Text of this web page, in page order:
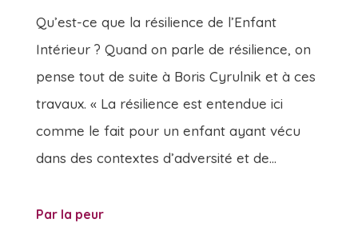
Qu’est-ce que la résilience de l’Enfant
Intérieur ? Quand on parle de résilience, on
pense tout de suite à Boris Cyrulnik et à ces
travaux. « La résilience est entendue ici
comme le fait pour un enfant ayant vécu
dans des contextes d’adversité et de...
Par la peur